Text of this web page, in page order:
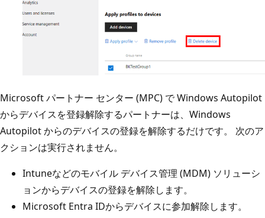
Microsoft パートナー センター (MPC) で Windows Autopilot
からデバイスを登録解除するパートナーは、Windows
Autopilot からのデバイスの登録を解除するだけです。 次のア
クションは実行されません。
Intuneなどのモバイル デバイス管理 (MDM) ソリューシ
ョンからデバイスの登録を解除します。
Microsoft Entra IDからデバイスに参加解除します。